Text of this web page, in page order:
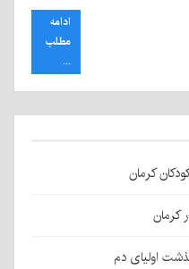
ادامه
مطلب
...
کرمان
اولیای دم